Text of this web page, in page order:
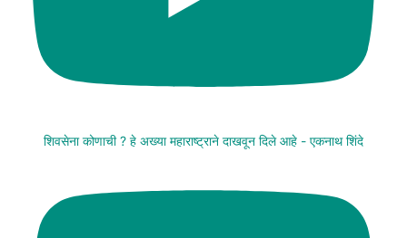
शिवसेना कोणाची ? हे अख्या महाराष्ट्राने दाखवून दिले आहे - एकनाथ शिंदे